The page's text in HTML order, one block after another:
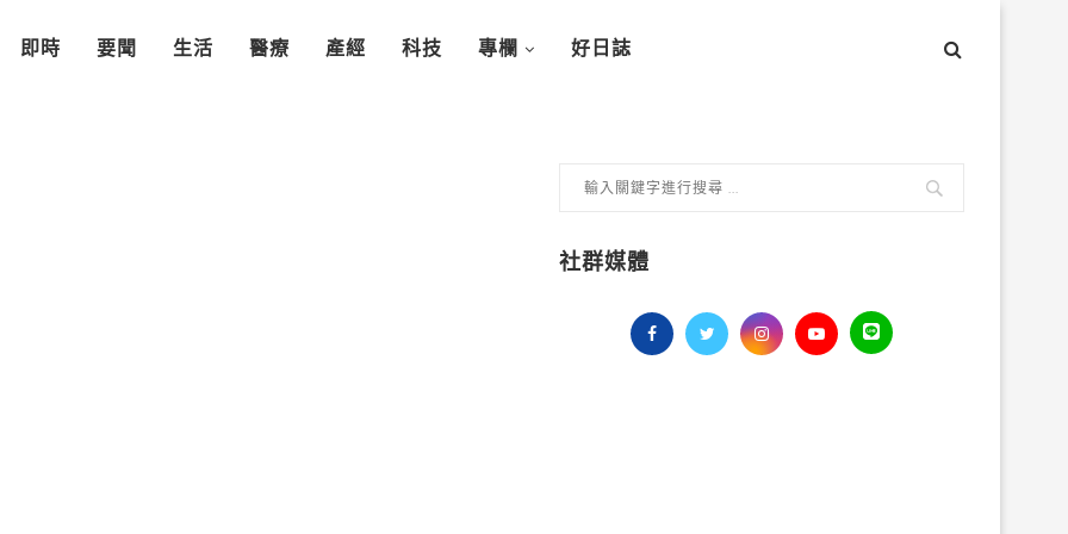
即時 要聞 生活 醫療 產經 科技 專欄 好日誌
社群媒體